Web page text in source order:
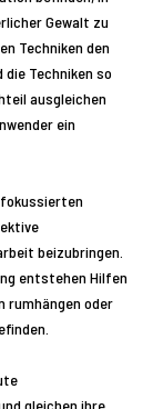
Gewalt zu
Techniken den
Techniken so
ausgleichen
ein
beizubringen.
entstehen Hilfen
rumhängen oder
gleichen ihre